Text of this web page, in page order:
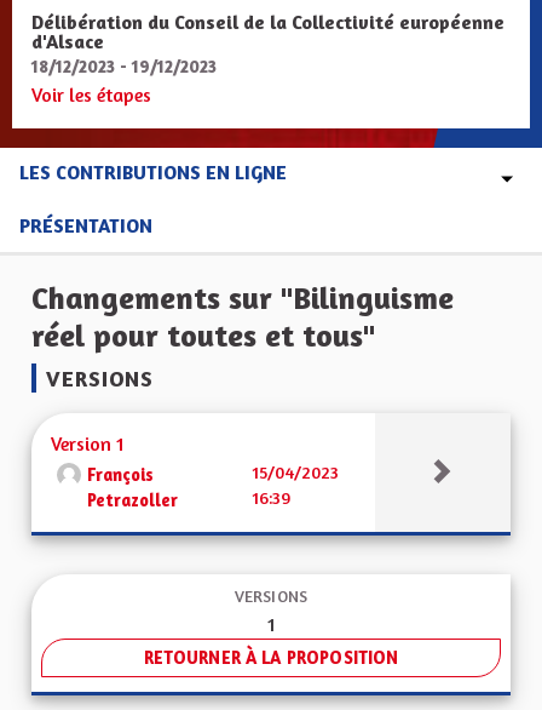
Délibération du Conseil de la Collectivité européenne
d'Alsace
18/12/2023 - 19/12/2023
Voir les étapes
LES CONTRIBUTIONS EN LIGNE
PRÉSENTATION
Changements sur "Bilinguisme
réel pour toutes et tous"
VERSIONS
Version 1
François
Petrazoller
15/04/2023
16:39
VERSIONS
1
RETOURNER À LA PROPOSITION